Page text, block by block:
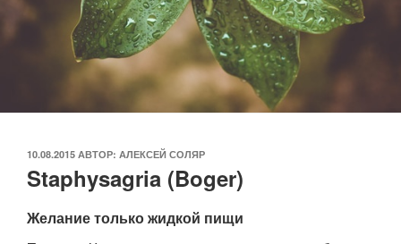
ОПУБЛИКОВАНО
10.08.2015 АВТОР: АЛЕКСЕЙ СОЛЯР
Staphysagria (Boger)
Желание только жидкой пищи